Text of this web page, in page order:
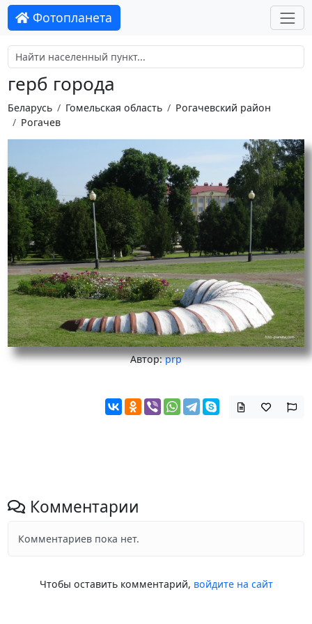
Фотопланета
герб города
Беларусь Гомельская область
Рогачевский район
Рогачев
Автор:prp
Комментарии
Комментариев пока нет.
Чтобы оставить комментарий, войдите на сайт